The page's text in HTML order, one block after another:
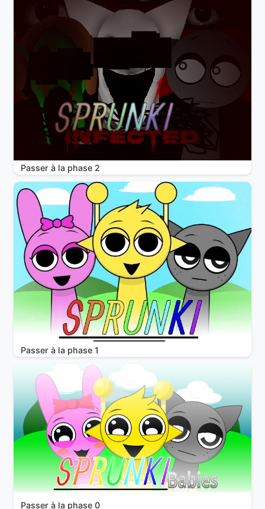
Passer à la phase 2
Passer à la phase 1
Passer à la phase 0